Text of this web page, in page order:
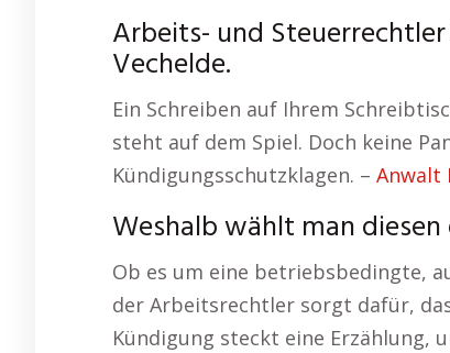
Arbeits- und
Vechelde.
Ein Schreiben auf Ihrem
steht auf dem Spiel. Doch keine
Kündigungsschutzklagen. – Anwalt
Weshalb wählt man
Ob es um eine betriebsbedingte,
der Arbeitsrechtler sorgt dafür,
Kündigung steckt eine Erzählung,